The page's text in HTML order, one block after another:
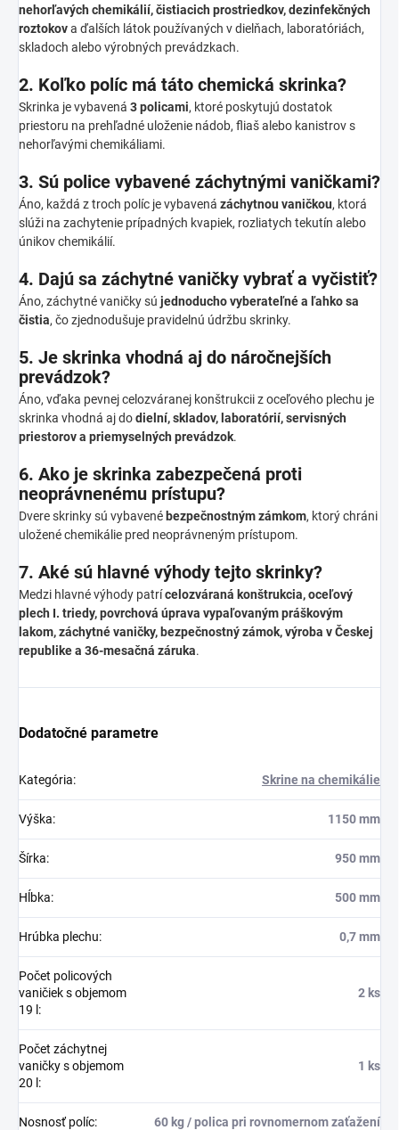
nehorľavých chemikálií, čistiacich prostriedkov, dezinfekčných
roztokova ďalších látok používaných v dielňach, laboratóriách,
skladoch alebo výrobných prevádzkach.
2. Koľko políc má táto chemická skrinka?
Skrinka je vybavená 3 policami, ktoré poskytujú dostatok
priestoru na prehľadné uloženie nádob, fliaš alebo kanistrov s
nehorľavými chemikáliami.
3. Sú police vybavené záchytnými vaničkami?
Áno, každá z troch políc je vybavená záchytnou vaničkou, ktorá
slúži na zachytenie prípadných kvapiek, rozliatych tekutín alebo
únikov chemikálií.
4. Dajú sa záchytné vaničky vybrať a vyčistiť?
Áno, záchytné vaničky sú jednoducho vyberateľné a ľahko sa
čistia, čo zjednodušuje pravidelnú údržbu skrinky.
5. Je skrinka vhodná aj do náročnejších
prevádzok?
Áno, vďaka pevnej celozváranej konštrukcii z oceľového plechu je
skrinka vhodná aj dodielní, skladov, laboratórií, servisných
priestorov a priemyselných prevádzok.
6. Ako je skrinka zabezpečená proti
neoprávnenému prístupu?
Dvere skrinky sú vybavenébezpečnostným zámkom, ktorý chráni
uložené chemikálie pred neoprávneným prístupom.
7. Aké sú hlavné výhody tejto skrinky?
Medzi hlavné výhody patrícelozváraná konštrukcia, oceľový
plech I. triedy, povrchová úprava vypaľovaným práškovým
lakom, záchytné vaničky, bezpečnostný zámok, výroba v Českej
republike a 36-mesačná záruka.
Dodatočné parametre
Kategória: Skrine na chemikálie
Výška: 1150 mm
Šírka: 950 mm
Hĺbka: 500 mm
Hrúbka plechu: 0,7 mm
Počet policových
vaničiek s objemom
19 l:
2 ks
Počet záchytnej
vaničky s objemom
20 l:
1 ks
Nosnosť políc: 60 kg / polica pri rovnomernom zaťažení